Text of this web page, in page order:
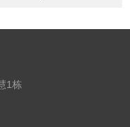
1栋